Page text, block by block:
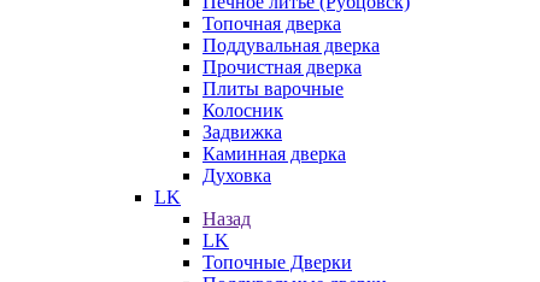
Топочная дверка
Поддувальная дверка
Прочистная дверка
Плиты варочные
Колосник
Задвижка
Каминная дверка
Духовка
LK
Назад
LK
Топочные Дверки